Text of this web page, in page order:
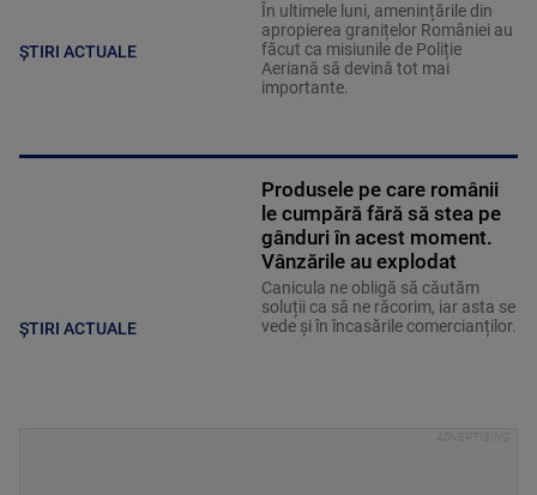
ȘTIRI ACTUALE
În ultimele luni, amenințările din
apropierea granițelor României au
făcut ca misiunile de Poliție
Aeriană să devină tot mai
importante.
ȘTIRI ACTUALE
Produsele pe care românii
le cumpără fără să stea pe
gânduri în acest moment.
Vânzările au explodat
Canicula ne obligă să căutăm
soluții ca să ne răcorim, iar asta se
vede și în încasările comercianților.